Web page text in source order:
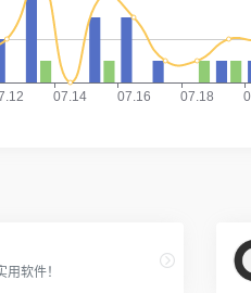
软件！